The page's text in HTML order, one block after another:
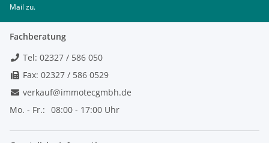
Mail zu.
Fachberatung
Tel: 02327 / 586 050
Fax: 02327 / 586 0529
verkauf@immotecgmbh.de
Mo. - Fr.: 08:00 - 17:00 Uhr